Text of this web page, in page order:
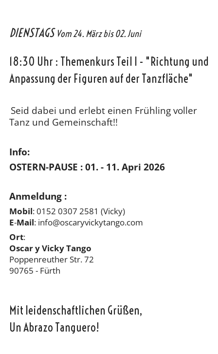
DIENSTAGS Vom 24. März bis 02. Juni
18:30 Uhr : Themenkurs Teil I - "Richtung und
Anpassung der Figuren auf der Tanzfläche"
Seid dabei und erlebt einen Frühling voller
Tanz und Gemeinschaft!!
Info:
OSTERN-PAUSE : 01. - 11. Apri 2026
Anmeldung :
Mobil: 0152 0307 2581 (Vicky)
E-Mail: info@oscaryvickytango.com
Ort:
Oscar y Vicky Tango
Poppenreuther Str. 72
90765 - Fürth
Mit leidenschaftlichen Grüßen,
Un Abrazo Tanguero!